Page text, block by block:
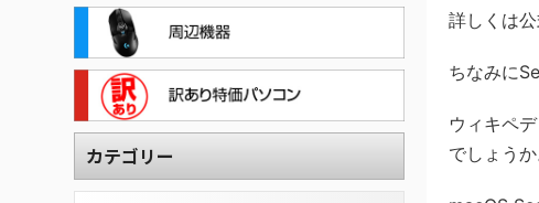
詳しくは公
ちなみに
ウィキペ
でしょうか
カテゴリー